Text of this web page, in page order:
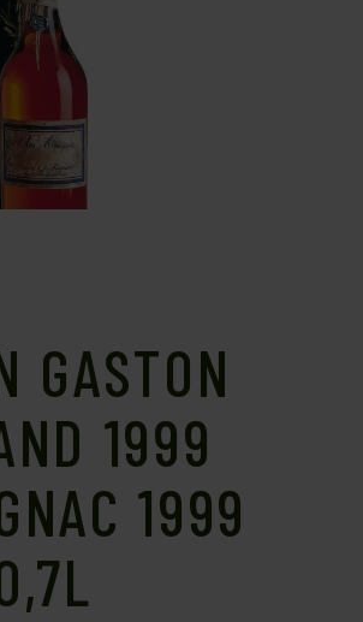
GASTON
1999
1999